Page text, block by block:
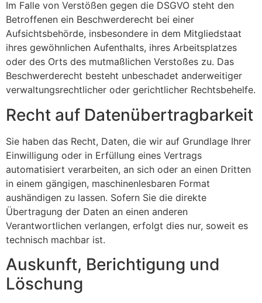
Im Falle von Verstößen gegen die DSGVO steht den
Betroffenen ein Beschwerderecht bei einer
Aufsichtsbehörde, insbesondere in dem Mitgliedstaat
ihres gewöhnlichen Aufenthalts, ihres Arbeitsplatzes
oder des Orts des mutmaßlichen Verstoßes zu. Das
Beschwerderecht besteht unbeschadet anderweitiger
verwaltungsrechtlicher oder gerichtlicher Rechtsbehelfe.
Recht auf Daten­übertrag­barkeit
Sie haben das Recht, Daten, die wir auf Grundlage Ihrer
Einwilligung oder in Erfüllung eines Vertrags
automatisiert verarbeiten, an sich oder an einen Dritten
in einem gängigen, maschinenlesbaren Format
aushändigen zu lassen. Sofern Sie die direkte
Übertragung der Daten an einen anderen
Verantwortlichen verlangen, erfolgt dies nur, soweit es
technisch machbar ist.
Auskunft, Berichtigung und
Löschung